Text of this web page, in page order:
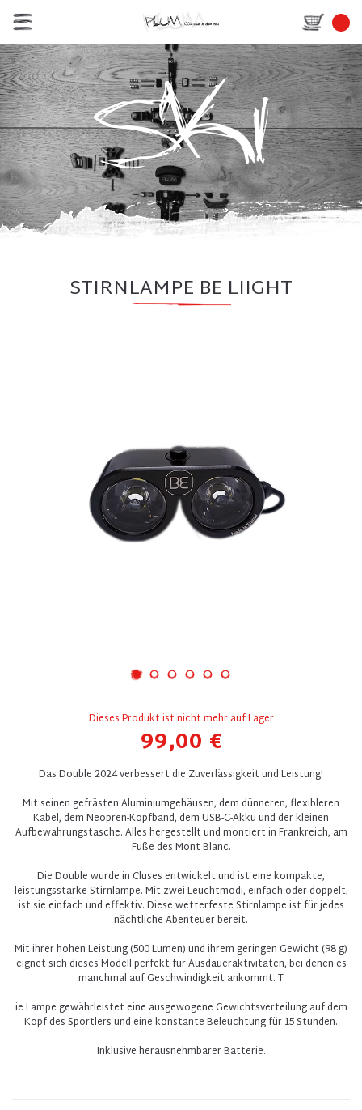
STIRNLAMPE BE LIIGHT
Dieses Produkt ist nicht mehr auf Lager
99,00 €
Das Double 2024 verbessert die Zuverlässigkeit und Leistung!
Mit seinen gefrästen Aluminiumgehäusen, dem dünneren, flexibleren
Kabel, dem Neopren-Kopfband, dem USB-C-Akku und der kleinen
Aufbewahrungstasche. Alles hergestellt und montiert in Frankreich, am
Fuße des Mont Blanc.
Die Double wurde in Cluses entwickelt und ist eine kompakte,
leistungsstarke Stirnlampe. Mit zwei Leuchtmodi, einfach oder doppelt,
ist sie einfach und effektiv. Diese wetterfeste Stirnlampe ist für jedes
nächtliche Abenteuer bereit.
Mit ihrer hohen Leistung (500 Lumen) und ihrem geringen Gewicht (98 g)
eignet sich dieses Modell perfekt für Ausdaueraktivitäten, bei denen es
manchmal auf Geschwindigkeit ankommt. T
ie Lampe gewährleistet eine ausgewogene Gewichtsverteilung auf dem
Kopf des Sportlers und eine konstante Beleuchtung für 15 Stunden.
Inklusive herausnehmbarer Batterie.